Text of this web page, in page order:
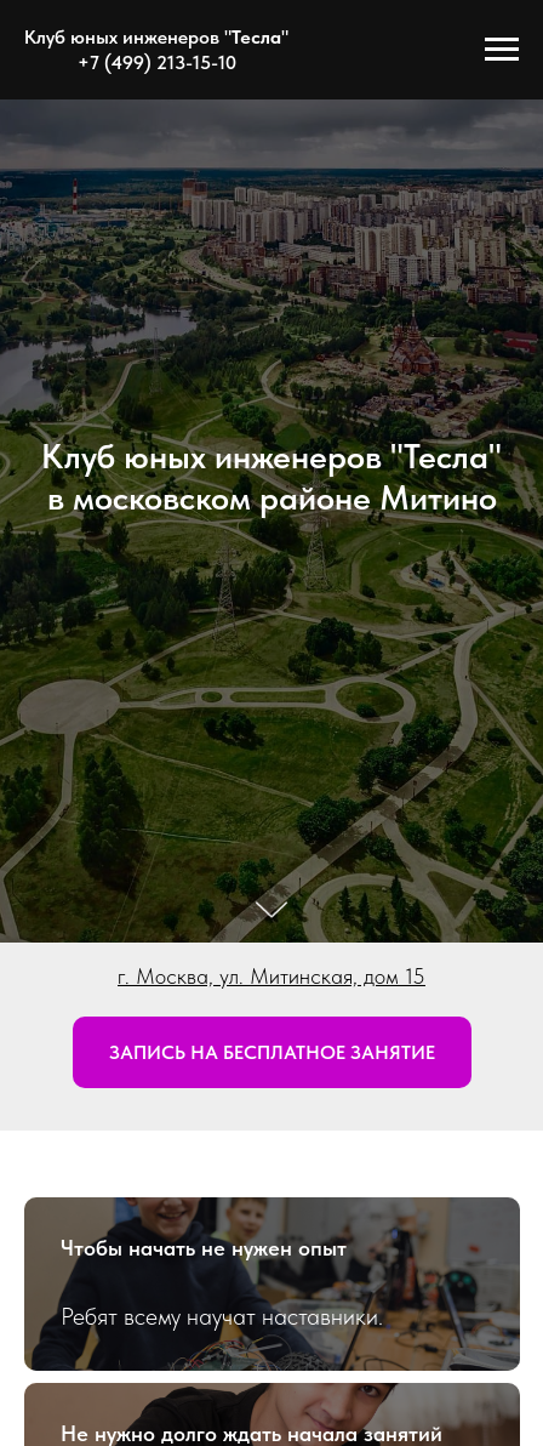
Клуб юных инженеров "Тесла"
+7 (499) 213-15-10
Клуб юных инженеров "Тесла"
в московском районе Митино
г. Москва, ул. Митинская, дом 15
ЗАПИСЬ НА БЕСПЛАТНОЕ ЗАНЯТИЕ
Чтобы начать не нужен опыт
Ребят всему научат наставники.
Не нужно долго ждать начала занятий